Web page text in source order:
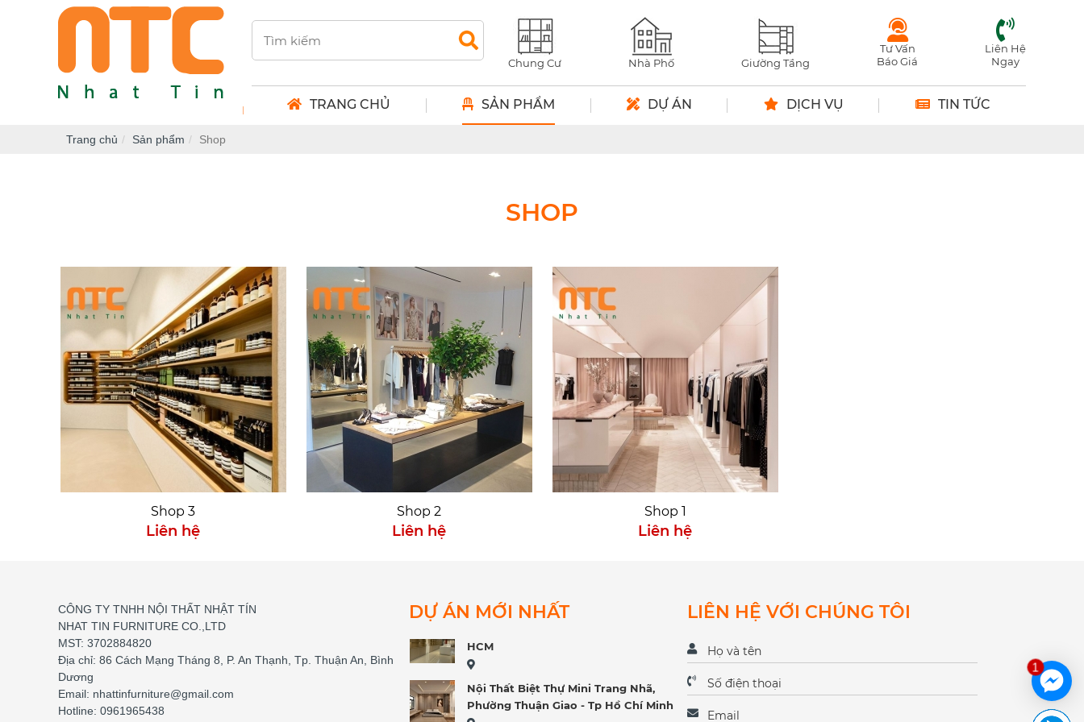
Không gian khởi nguồn sáng tạo
Chung Cư Nhà Phố Giường Tầng
Tư Vấn
Báo Giá
Liên Hệ
Ngay
TRANG CHỦ SẢN PHẨM DỰ ÁN DỊCH VỤ TIN TỨC
Trang chủ Sản phẩm Shop
SHOP
Shop 3
Liên hệ
Shop 2
Liên hệ
Shop 1
Liên hệ
CÔNG TY TNHH NỘI THẤT NHẬT TÍN
NHAT TIN FURNITURE CO.,LTD
MST: 3702884820
Địa chỉ: 86 Cách Mạng Tháng 8, P. An Thạnh, Tp. Thuận An, Bình
Dương
Email: nhattinfurniture@gmail.com
Hotline: 0961965438
DỰ ÁN MỚI NHẤT
Văn Phòng ACFC - KCN Tân Đông
Hiệp Bình Dương
KCN Tân Đông Hiệp - Bình Dương
Nhà Phố KDC Hiệp Thành
HCM
Nội Thất Biệt Thự Mini Trang Nhã,
Phường Thuận Giao - Tp Hồ Chí Minh
LIÊN HỆ VỚI CHÚNG TÔI
1